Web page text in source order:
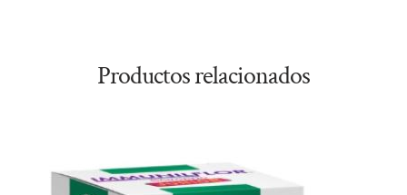
Productos relacionados